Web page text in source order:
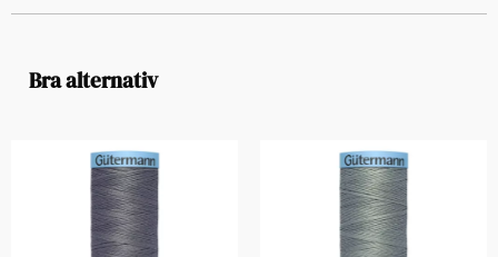
Bra alternativ